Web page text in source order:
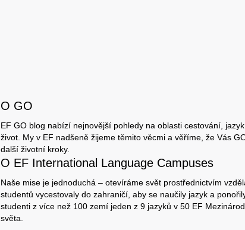
O GO
EF GO blog nabízí nejnovější pohledy na oblasti cestování,
život. My v EF nadšeně žijeme těmito věcmi a věříme, že Vás
další životní kroky.
O EF International Language Campuses
Naše mise je jednoduchá – otevíráme svět prostřednictvím
studentů vycestovaly do zahraničí, aby se naučily jazyk a
studenti z více než 100 zemí jeden z 9 jazyků v 50 EF
světa.